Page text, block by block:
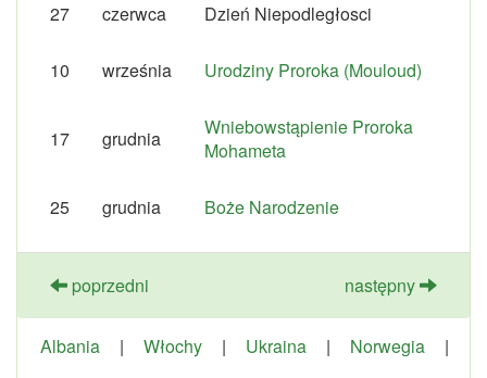
27 czerwca Dzień Niepodległosci
10 września Urodziny Proroka (Mouloud)
17 grudnia
Wniebowstąpienie Proroka
Mohameta
25 grudnia Boże Narodzenie
poprzedni następny
Albania | Włochy | Ukraina | Norwegia
|